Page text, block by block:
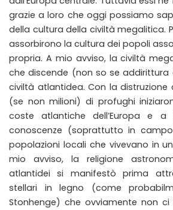
grazie a loro che oggi possiamo
della cultura della civiltà megalitica.
assorbirono la cultura dei popoli
propria. A mio avviso, la civiltà
che discende (non so se
civiltà atlantidea. Con la distruzione
(se non milioni) di profughi
coste atlantiche dell’Europa e
conoscenze (soprattutto in
popolazioni locali che vivevano in
mio avviso, la religione
atlantidei si manifestò prima
stellari in legno (come
Stonhenge) che ovviamente non ci